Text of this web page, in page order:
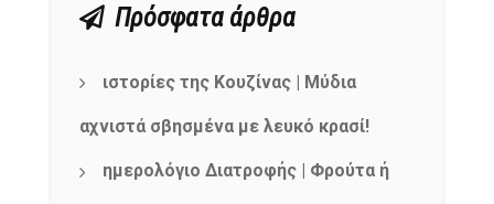
Πρόσφατα άρθρα
ιστορίες της Κουζίνας | Μύδια
αχνιστά σβησμένα με λευκό κρασί!
ημερολόγιο Διατροφής | Φρούτα ή